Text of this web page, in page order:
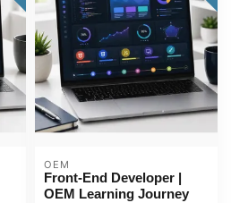
OEM
Front-End Developer |
OEM Learning Journey